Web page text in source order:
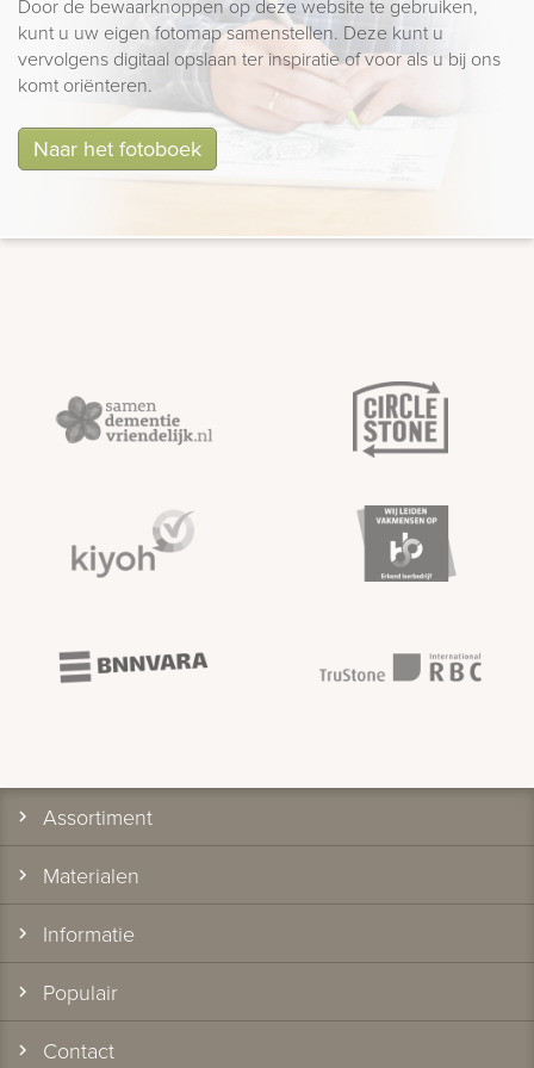
Door de bewaarknoppen op deze website te gebruiken,
kunt u uw eigen fotomap samenstellen. Deze kunt u
vervolgens digitaal opslaan ter inspiratie of voor als u bij ons
komt oriënteren.
Naar het fotoboek
Assortiment
Materialen
Informatie
Populair
Contact